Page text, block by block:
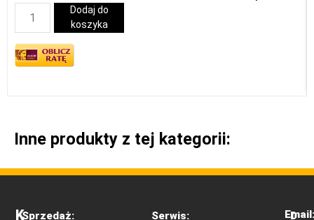
Dodaj do
koszyka
Inne produkty z tej kategorii:
KSprzedaż: Serwis: Email:
D